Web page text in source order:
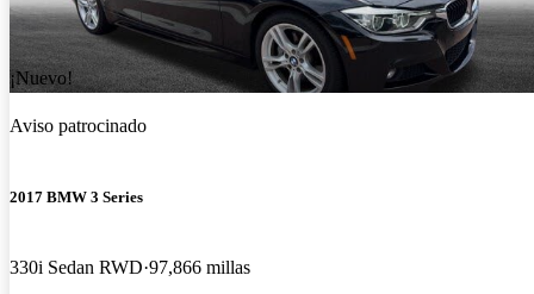
¡Nuevo!
Aviso patrocinado
2017 BMW 3 Series
330i Sedan RWD 97,866 millas